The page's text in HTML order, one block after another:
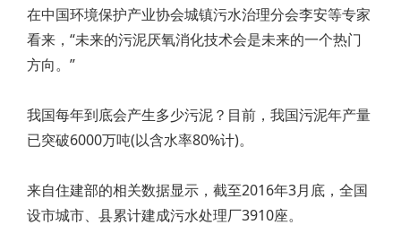
在中国环境保护产业协会城镇污水治理分会李安等专家
看来，“未来的污泥厌氧消化技术会是未来的一个热门
方向。”
我国每年到底会产生多少污泥？目前，我国污泥年产量
已突破6000万吨(以含水率80%计)。
来自住建部的相关数据显示，截至2016年3月底，全国
设市城市、县累计建成污水处理厂3910座。